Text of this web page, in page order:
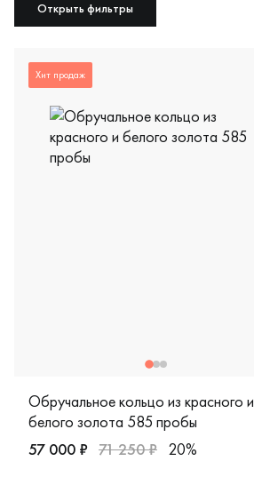
Открыть фильтры
Хит продаж
Обручальное кольцо из красного и
белого золота 585 пробы
57 000 ₽ 71 250 ₽ 20%